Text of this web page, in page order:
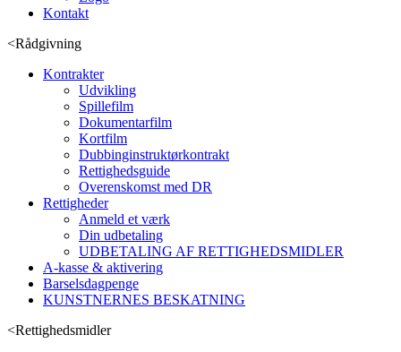
Kontakt
<Rådgivning
Kontrakter
Udvikling
Spillefilm
Dokumentarfilm
Kortfilm
Dubbinginstruktørkontrakt
Rettighedsguide
Overenskomst med DR
Rettigheder
Anmeld et værk
Din udbetaling
UDBETALING AF RETTIGHEDSMIDLER
A-kasse & aktivering
Barselsdagpenge
KUNSTNERNES BESKATNING
<Rettighedsmidler